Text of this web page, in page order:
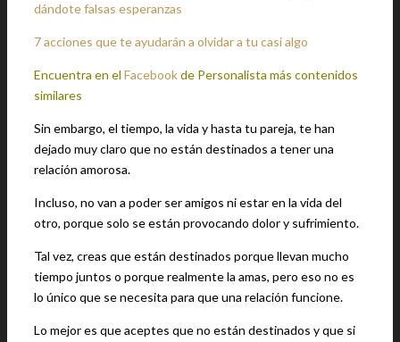
dándote falsas esperanzas
7 acciones que te ayudarán a olvidar a tu casi algo
Encuentra en el Facebookde Personalista más contenidos
similares
Sin embargo, el tiempo, la vida y hasta tu pareja, te han
dejado muy claro que no están destinados a tener una
relación amorosa.
Incluso, no van a poder ser amigos ni estar en la vida del
otro, porque solo se están provocando dolor y sufrimiento.
Tal vez, creas que están destinados porque llevan mucho
tiempo juntos o porque realmente la amas, pero eso no es
lo único que se necesita para que una relación funcione.
Lo mejor es que aceptes que no están destinados y que si